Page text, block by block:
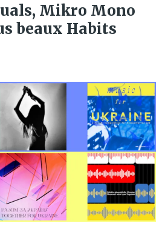
Mikro Mono
beaux Habits